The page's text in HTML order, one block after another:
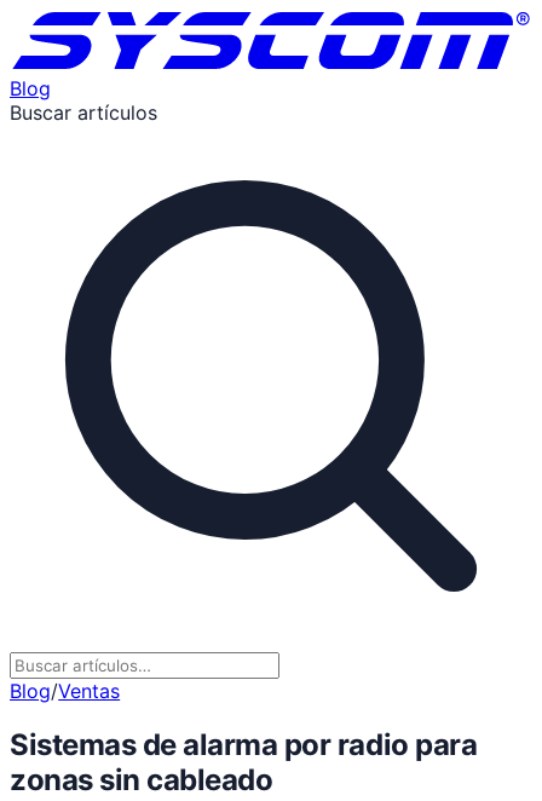
Blog
Buscar artículos
Blog/Ventas
Sistemas de alarma por radio para
zonas sin cableado